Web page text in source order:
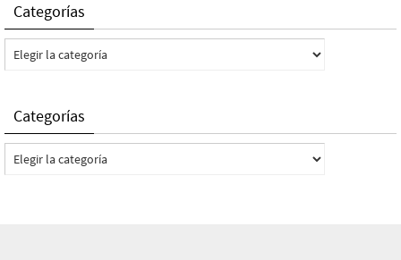
Categorías
Categorías
Categorías
Categorías